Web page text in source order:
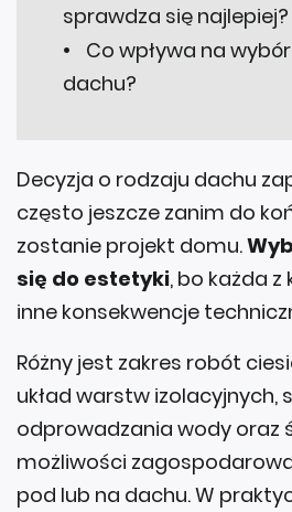
sprawdza się najlepiej?
Co wpływa na
dachu?
Decyzja o rodzaju dachu
często jeszcze zanim do
zostanie projekt domu.
się do estetyki, bo każda
inne konsekwencje
Różny jest zakres robót
układ warstw izolacyjnych,
odprowadzania wody oraz
możliwości
pod lub na dachu. W